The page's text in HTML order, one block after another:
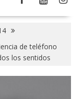
de teléfono
los sentidos